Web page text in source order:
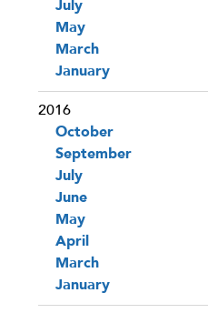
July
May
March
January
2016
October
September
July
June
May
April
March
January